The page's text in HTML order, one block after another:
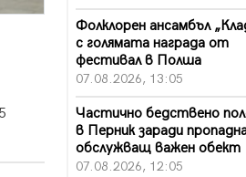
Фолклорен ансамбъл
с голямата награда от
фестивал в Полша
07.08.2026, 13:05
Частично бедствено
в Перник заради
обслужващ важен обект
07.08.2026, 12:05